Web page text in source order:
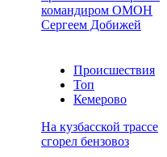
командиром ОМОН
Сергеем Добижей
Происшествия
Топ
Кемерово
На кузбасской трассе
сгорел бензовоз